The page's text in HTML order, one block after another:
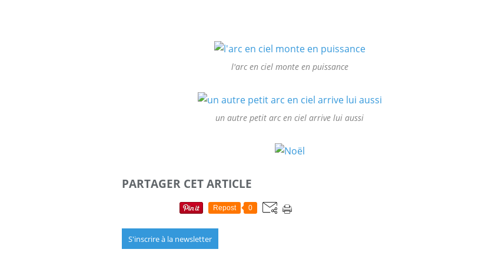
l'arc en ciel monte en puissance
un autre petit arc en ciel arrive lui aussi
PARTAGER CET ARTICLE
Repost 0
S'inscrire à la newsletter